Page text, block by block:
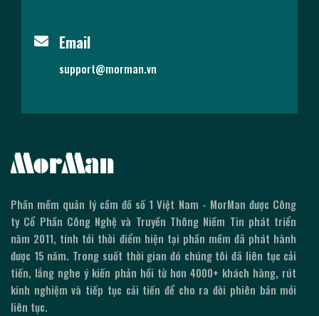
Email
support@morman.vn
Phần mềm quản lý cầm đồ số 1 Việt Nam - MorMan được Công
ty Cổ Phần Công Nghệ và Truyền Thông Niềm Tin phát triển
năm 2011, tính tới thời điểm hiện tại phần mềm đã phát hành
được 15 năm. Trong suốt thời gian đó chúng tôi đã liên tục cải
tiến, lắng nghe ý kiến phản hồi từ hơn 4000+ khách hàng, rút
kinh nghiệm và tiếp tục cải tiến để cho ra đời phiên bản mới
liên tục.